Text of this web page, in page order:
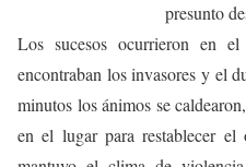
presunto
Los sucesos ocurrieron en
encontraban los invasores y el
minutos los ánimos se
en el lugar para restablecer